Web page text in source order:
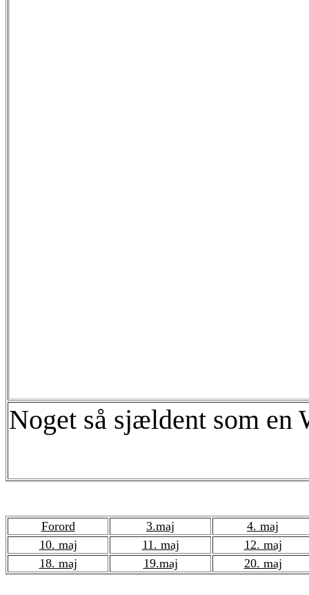
Noget så sjældent som en
Forord 3.maj
4. maj
10. maj
11. maj
12. maj
18. maj
19.maj 20. maj